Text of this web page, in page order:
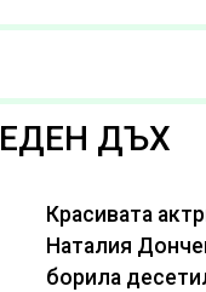
ДЪХ
Красивата
Наталия
борила